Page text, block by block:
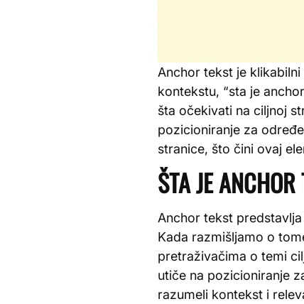
Anchor tekst je
kontekstu, “sta je
šta očekivati na ciljnoj
pozicioniranje za
stranice, što čini ovaj
ŠTA JE
Anchor tekst
Kada razmišljamo o
pretraživačima o temi
utiče na pozicioniranje
razumeli kontekst i